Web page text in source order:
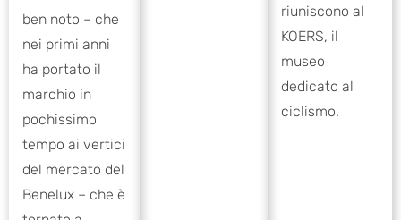
ben noto – che
nei primi anni
ha portato il
marchio in
pochissimo
tempo ai vertici
del mercato del
Benelux – che è
riuniscono al
KOERS, il
museo
dedicato al
ciclismo.